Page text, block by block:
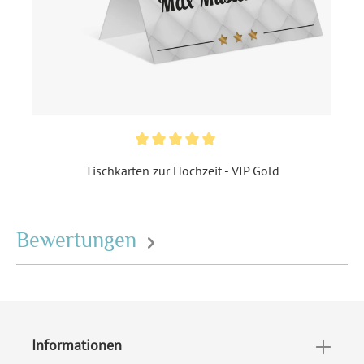
Wunschname
Papier 80 g / m²
innerhalb Deutschland
Tischkarten zur Hochzeit - VIP Gold
Bewertungen
Informationen